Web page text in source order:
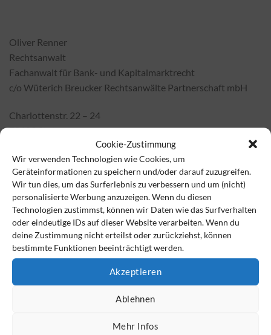
Cookie-Zustimmung
Wir verwenden Technologien wie Cookies, um
Geräteinformationen zu speichern und/oder darauf zuzugreifen.
Wir tun dies, um das Surferlebnis zu verbessern und um (nicht)
personalisierte Werbung anzuzeigen. Wenn du diesen
Technologien zustimmst, können wir Daten wie das Surfverhalten
oder eindeutige IDs auf dieser Website verarbeiten. Wenn du
deine Zustimmung nicht erteilst oder zurückziehst, können
bestimmte Funktionen beeinträchtigt werden.
Akzeptieren
Ablehnen
Mehr Infos
Oliver Renner
Rechtsanwalt
Fachanwalt für Bank- und Kapitalmarktrecht
c/o Wüterich Breucker Rechtsanwälte Partnerschaft mbH
Charlottenstr. 22 – 24
70182 Stuttgart
Telefon: 0711 23992-0
Telefax: 0711 23992-29
E-Mail: o.renner@wueterich-breucker.de
Web: www.wueterich-breucker.de
BVSV-Gewerbezentren:
und Webinare für Vermittler
Provisionsverbot: Offener
Brief gegen die Pläne der EU-